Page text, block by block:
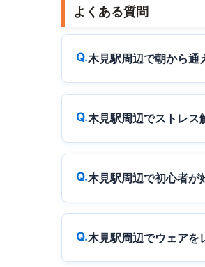
よくある質問
木見駅周辺で朝から通
木見駅周辺でストレス
木見駅周辺で初心者が
木見駅周辺でウェアを